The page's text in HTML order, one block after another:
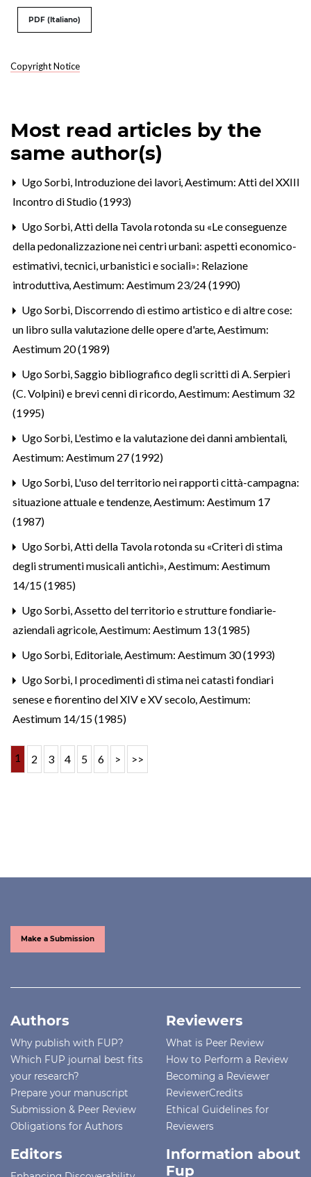
Copyright Notice
PDF (Italiano)
Most read articles by the
same author(s)
Ugo Sorbi, Introduzione dei lavori,Aestimum: Atti del XXIII
Incontro di Studio (1993)
Ugo Sorbi,Atti della Tavola rotonda su «Le conseguenze
della pedonalizzazione nei centri urbani: aspetti economico-
estimativi, tecnici, urbanistici e sociali»: Relazione
introduttiva,Aestimum: Aestimum 23/24 (1990)
Ugo Sorbi, Discorrendo di estimo artistico e di altre cose:
un libro sulla valutazione delle opere d'arte,Aestimum:
Aestimum 20 (1989)
Ugo Sorbi,Saggio bibliografico degli scritti di A. Serpieri
(C. Volpini) e brevi cenni di ricordo,Aestimum: Aestimum 32
(1995)
Ugo Sorbi, L'estimo e la valutazione dei danni ambientali,
Aestimum: Aestimum 27 (1992)
Ugo Sorbi, L'uso del territorio nei rapporti città-campagna:
situazione attuale e tendenze,Aestimum: Aestimum 17
(1987)
Ugo Sorbi,Atti della Tavola rotonda su «Criteri di stima
degli strumenti musicali antichi»,Aestimum: Aestimum
14/15 (1985)
Ugo Sorbi,Assetto del territorio e strutture fondiarie-
aziendali agricole,Aestimum: Aestimum 13 (1985)
Ugo Sorbi, Editoriale,Aestimum: Aestimum 30 (1993)
Ugo Sorbi, I procedimenti di stima nei catasti fondiari
senese e fiorentino del XIV e XV secolo,Aestimum:
Aestimum 14/15 (1985)
1 2 3 4 5 6 > >>
Make a Submission
Authors
Why publish with FUP?
Which FUP journal best fits
your research?
Prepare your manuscript
Submission & Peer Review
Obligations for Authors
Reviewers
What is Peer Review
How to Perform a Review
Becoming a Reviewer
ReviewerCredits
Ethical Guidelines for
Reviewers
Editors
Information about
Fup